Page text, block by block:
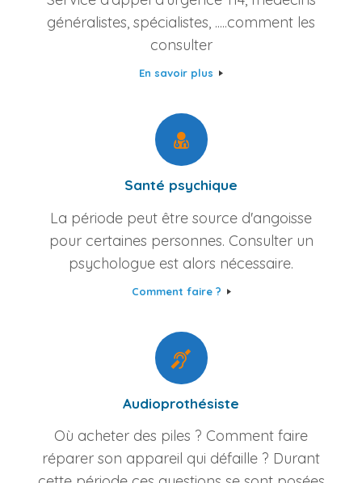
généralistes, spécialistes, .....comment les
consulter
En savoir plus
Santé psychique
La période peut être source d'angoisse
pour certaines personnes. Consulter un
psychologue est alors nécessaire.
Comment faire ?
Audioprothésiste
Où acheter des piles ? Comment faire
réparer son appareil qui défaille ? Durant